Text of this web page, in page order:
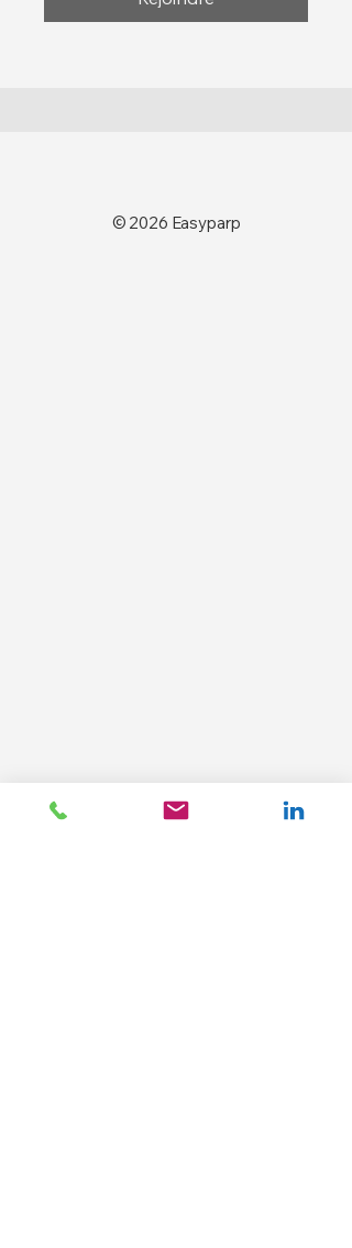
© 2026 Easyparp